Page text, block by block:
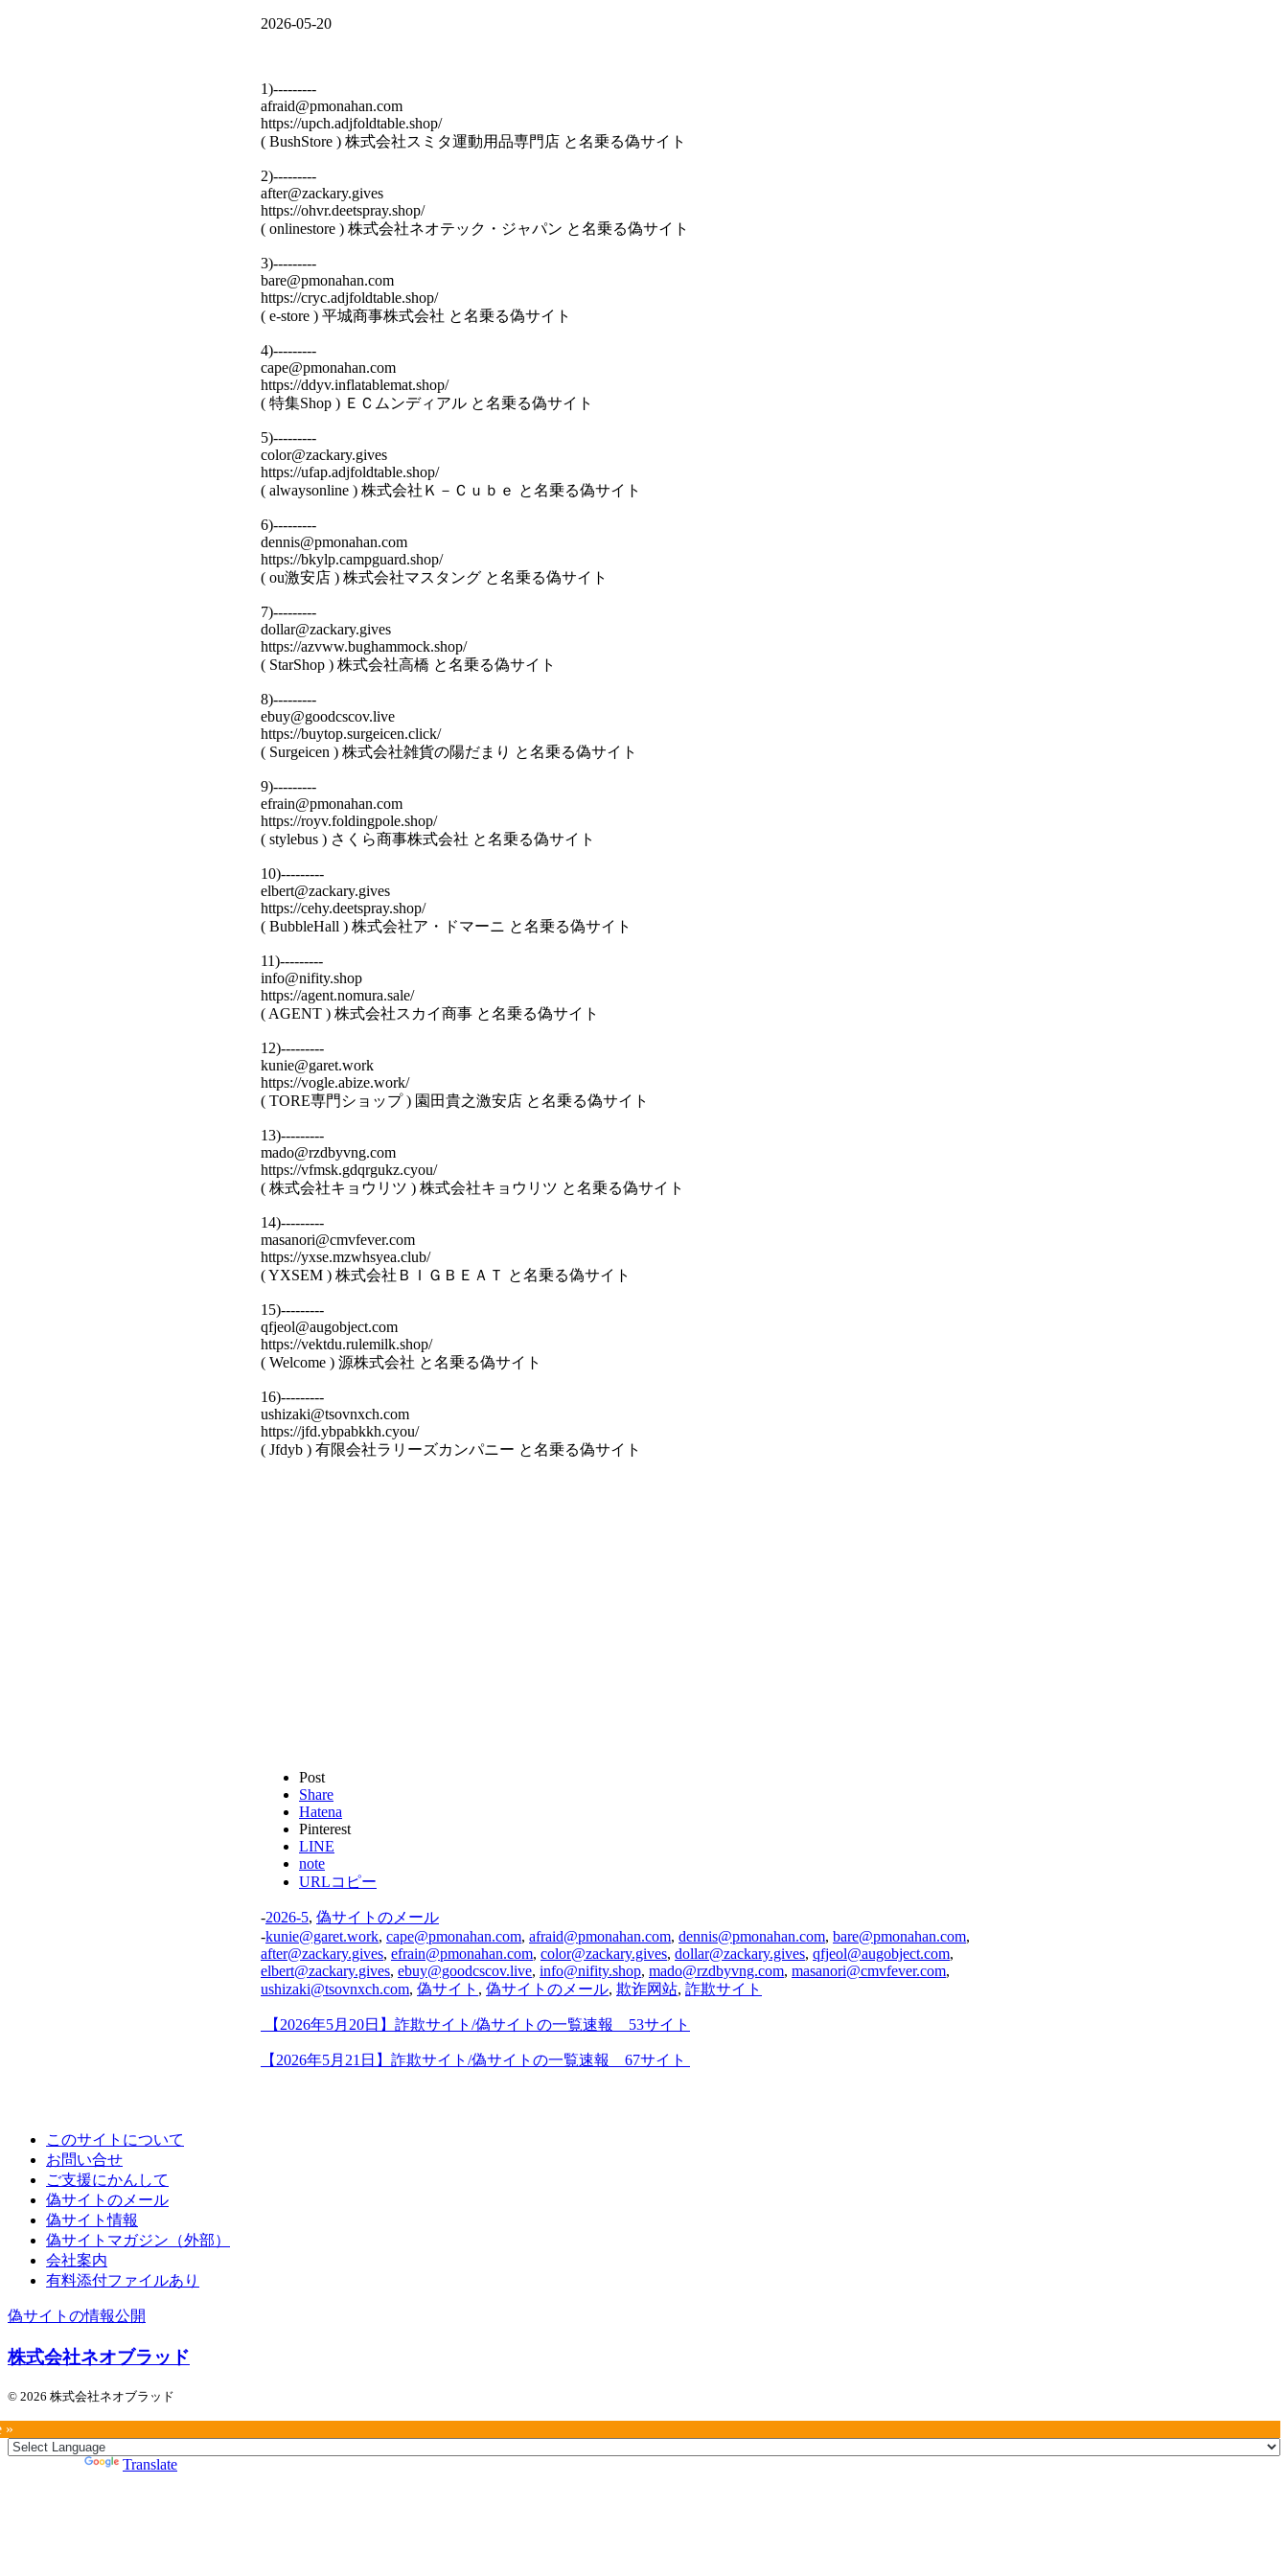
2026-05-20
1)---------
afraid@pmonahan.com
https://upch.adjfoldtable.shop/
( BushStore ) 株式会社スミタ運動用品専門店 と名乗る偽サイト
2)---------
after@zackary.gives
https://ohvr.deetspray.shop/
( onlinestore ) 株式会社ネオテック・ジャパン と名乗る偽サイト
3)---------
bare@pmonahan.com
https://cryc.adjfoldtable.shop/
( e-store ) 平城商事株式会社 と名乗る偽サイト
4)---------
cape@pmonahan.com
https://ddyv.inflatablemat.shop/
( 特集Shop ) ＥＣムンディアル と名乗る偽サイト
5)---------
color@zackary.gives
https://ufap.adjfoldtable.shop/
( alwaysonline ) 株式会社Ｋ－Ｃｕｂｅ と名乗る偽サイト
6)---------
dennis@pmonahan.com
https://bkylp.campguard.shop/
( ou激安店 ) 株式会社マスタング と名乗る偽サイト
7)---------
dollar@zackary.gives
https://azvww.bughammock.shop/
( StarShop ) 株式会社高橋 と名乗る偽サイト
8)---------
ebuy@goodcscov.live
https://buytop.surgeicen.click/
( Surgeicen ) 株式会社雑貨の陽だまり と名乗る偽サイト
9)---------
efrain@pmonahan.com
https://royv.foldingpole.shop/
( stylebus ) さくら商事株式会社 と名乗る偽サイト
10)---------
elbert@zackary.gives
https://cehy.deetspray.shop/
( BubbleHall ) 株式会社ア・ドマーニ と名乗る偽サイト
11)---------
info@nifity.shop
https://agent.nomura.sale/
( AGENT ) 株式会社スカイ商事 と名乗る偽サイト
12)---------
kunie@garet.work
https://vogle.abize.work/
( TORE専門ショップ ) 園田貴之激安店 と名乗る偽サイト
13)---------
mado@rzdbyvng.com
https://vfmsk.gdqrgukz.cyou/
( 株式会社キョウリツ ) 株式会社キョウリツ と名乗る偽サイト
14)---------
masanori@cmvfever.com
https://yxse.mzwhsyea.club/
( YXSEM ) 株式会社ＢＩＧＢＥＡＴ と名乗る偽サイト
15)---------
qfjeol@augobject.com
https://vektdu.rulemilk.shop/
( Welcome ) 源株式会社 と名乗る偽サイト
16)---------
ushizaki@tsovnxch.com
https://jfd.ybpabkkh.cyou/
( Jfdyb ) 有限会社ラリーズカンパニー と名乗る偽サイト
Post
Share
Hatena
Pinterest
LINE
note
URLコピー
-2026-5, 偽サイトのメール
-kunie@garet.work, cape@pmonahan.com, afraid@pmonahan.com, dennis@pmonahan.com, bare@pmonahan.com,
after@zackary.gives, efrain@pmonahan.com, color@zackary.gives, dollar@zackary.gives, qfjeol@augobject.com,
elbert@zackary.gives, ebuy@goodcscov.live, info@nifity.shop, mado@rzdbyvng.com, masanori@cmvfever.com,
ushizaki@tsovnxch.com, 偽サイト , 偽サイトのメール, 欺诈网站, 詐欺サイト
【2026年5月20日】詐欺サイト/偽サイトの一覧速報 53サイト
【2026年5月21日】詐欺サイト/偽サイトの一覧速報 67サイト
このサイトについて
お問い合せ
ご支援にかんして
偽サイトのメール
偽サイト情報
偽サイトマガジン（外部）
会社案内
有料添付ファイルあり
偽サイトの情報公開
株式会社ネオブラッド
© 2026 株式会社ネオブラッド
»
Translate